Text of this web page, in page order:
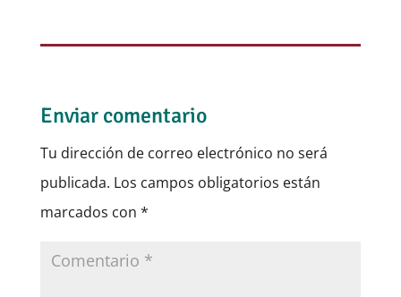
Enviar comentario
Tu dirección de correo electrónico no será
publicada. Los campos obligatorios están
marcados con *